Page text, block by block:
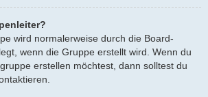
wird normalerweise durch die Board-
wenn die Gruppe erstellt wird. Wenn du
erstellen möchtest, dann solltest du